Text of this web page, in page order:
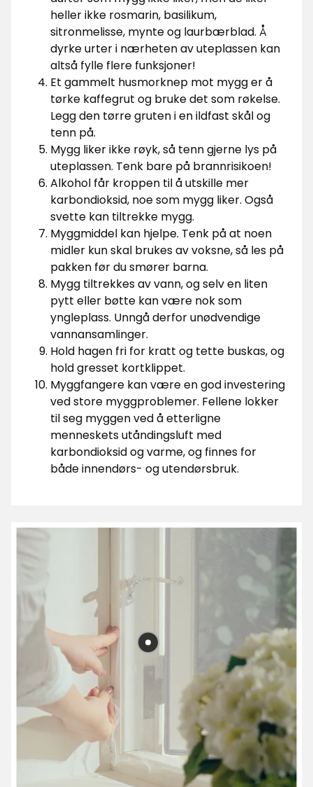
heller ikke rosmarin, basilikum,
sitronmelisse, mynte og laurbærblad. Å
dyrke urter i nærheten av uteplassen kan
altså fylle flere funksjoner!
Et gammelt husmorknep mot mygg er å
tørke kaffegrut og bruke det som røkelse.
Legg den tørre gruten i en ildfast skål og
tenn på.
Mygg liker ikke røyk, så tenn gjerne lys på
uteplassen. Tenk bare på brannrisikoen!
Alkohol får kroppen til å utskille mer
karbondioksid, noe som mygg liker. Også
svette kan tiltrekke mygg.
Myggmiddel kan hjelpe. Tenk på at noen
midler kun skal brukes av voksne, så les på
pakken før du smører barna.
Mygg tiltrekkes av vann, og selv en liten
pytt eller bøtte kan være nok som
yngleplass. Unngå derfor unødvendige
vannansamlinger.
Hold hagen fri for kratt og tette buskas, og
hold gresset kortklippet.
Myggfangere kan være en god investering
ved store myggproblemer. Fellene lokker
til seg myggen ved å etterligne
menneskets utåndingsluft med
karbondioksid og varme, og finnes for
både innendørs- og utendørsbruk.